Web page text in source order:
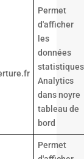
Permet
d'afficher
les
données
statistiques
Analytics
dans noyre
tableau de
bord
Permet